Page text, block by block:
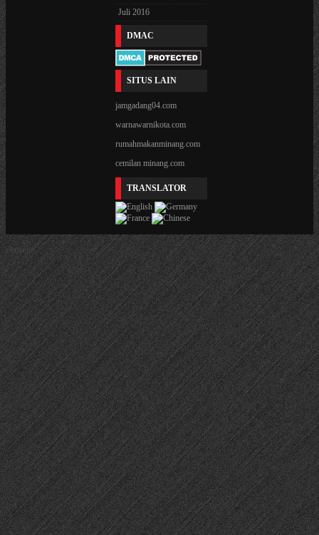
Juli 2016
DMAC
SITUS LAIN
jamgadang04.com
warnawarnikota.com
rumahmakanminang.com
cemilan minang.com
TRANSLATOR
center>